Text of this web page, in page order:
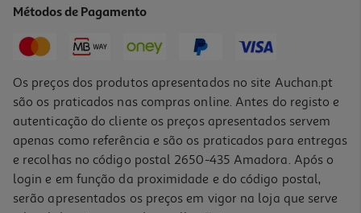
+0,10 € Depósito
Métodos de Pagamento
Os preços dos produtos apresentados no site Auchan.pt
são os praticados nas compras online. Antes do registo e
autenticação do cliente os preços apresentados servem
apenas como referência e são os praticados para entregas
e recolhas no código postal 2650-435 Amadora. Após o
login e em função da proximidade e do código postal,
serão apresentados os preços em vigor na loja que serve